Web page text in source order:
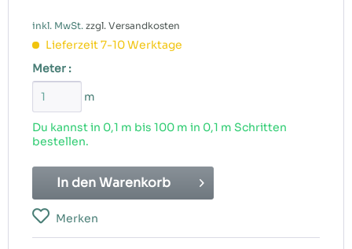
inkl. MwSt. zzgl. Versandkosten
Lieferzeit 7-10 Werktage
Meter :
m
Du kannst in 0,1 m bis 100 m in 0,1 m Schritten
bestellen.
In den Warenkorb
Merken